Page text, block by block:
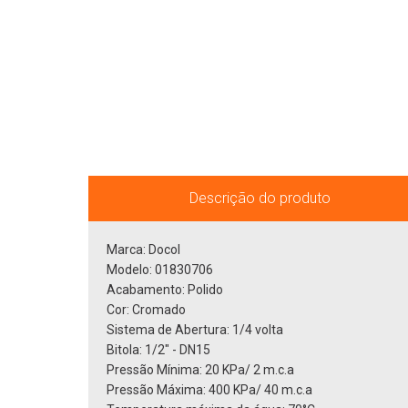
Descrição do produto
Marca: Docol
Modelo: 01830706
Acabamento: Polido
Cor: Cromado
Sistema de Abertura: 1/4 volta
Bitola: 1/2" - DN15
Pressão Mínima: 20 KPa/ 2 m.c.a
Pressão Máxima: 400 KPa/ 40 m.c.a